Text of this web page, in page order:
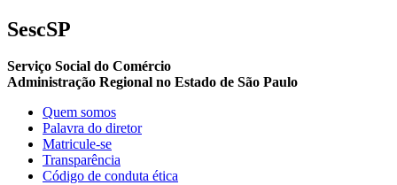
SescSP
Serviço Social do Comércio
Administração Regional no Estado de São Paulo
Quem somos
Palavra do diretor
Matricule-se
Transparência
Código de conduta ética